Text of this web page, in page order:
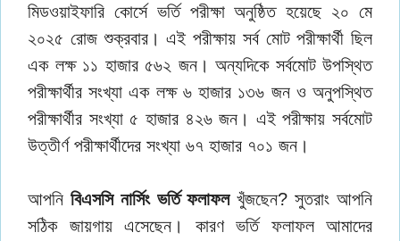
মিডওয়াইফারি কোর্সে ভর্তি পরীক্ষা অনুষ্ঠিত হয়েছে ২০ মে
২০২৫ রোজ শুক্রবার। এই পরীক্ষায় সর্ব মোট পরীক্ষার্থী ছিল
এক লক্ষ ১১ হাজার ৫৬২ জন। অন্যদিকে সর্বমোট উপস্থিত
পরীক্ষার্থীর সংখ্যা এক লক্ষ ৬ হাজার ১৩৬ জন ও অনুপস্থিত
পরীক্ষার্থীর সংখ্যা ৫ হাজার ৪২৬ জন। এই পরীক্ষায় সর্বমোট
উত্তীর্ণ পরীক্ষার্থীদের সংখ্যা ৬৭ হাজার ৭০১ জন।
আপনি বিএসসি নার্সিং ভর্তি ফলাফলখুঁজছেন? সুতরাং আপনি
সঠিক জায়গায় এসেছেন। কারণ ভর্তি ফলাফল আমাদের